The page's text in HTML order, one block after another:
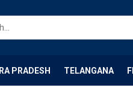
PRADESH TELANGANA